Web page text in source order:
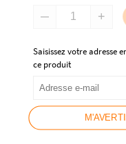
Saisissez votre adresse
ce produit